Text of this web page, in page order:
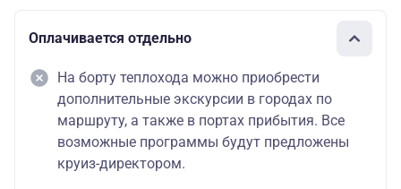
Оплачивается отдельно
На борту теплохода можно приобрести
дополнительные экскурсии в городах по
маршруту, а также в портах прибытия. Все
возможные программы будут предложены
круиз-директором.